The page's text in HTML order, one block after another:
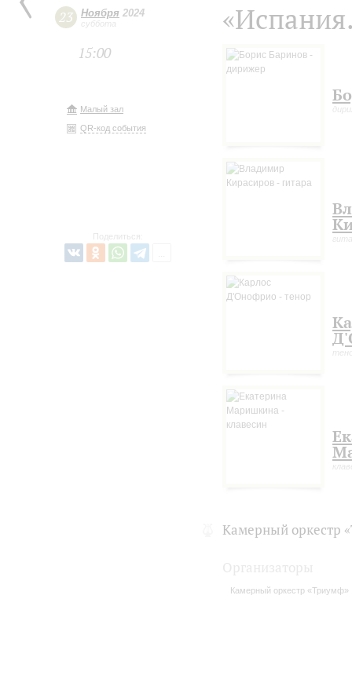
23 Ноября 2024
суббота
15:00
Малый зал
QR-код события
Поделиться:
Камерный оркестр
Камерный оркестр «Триумф»